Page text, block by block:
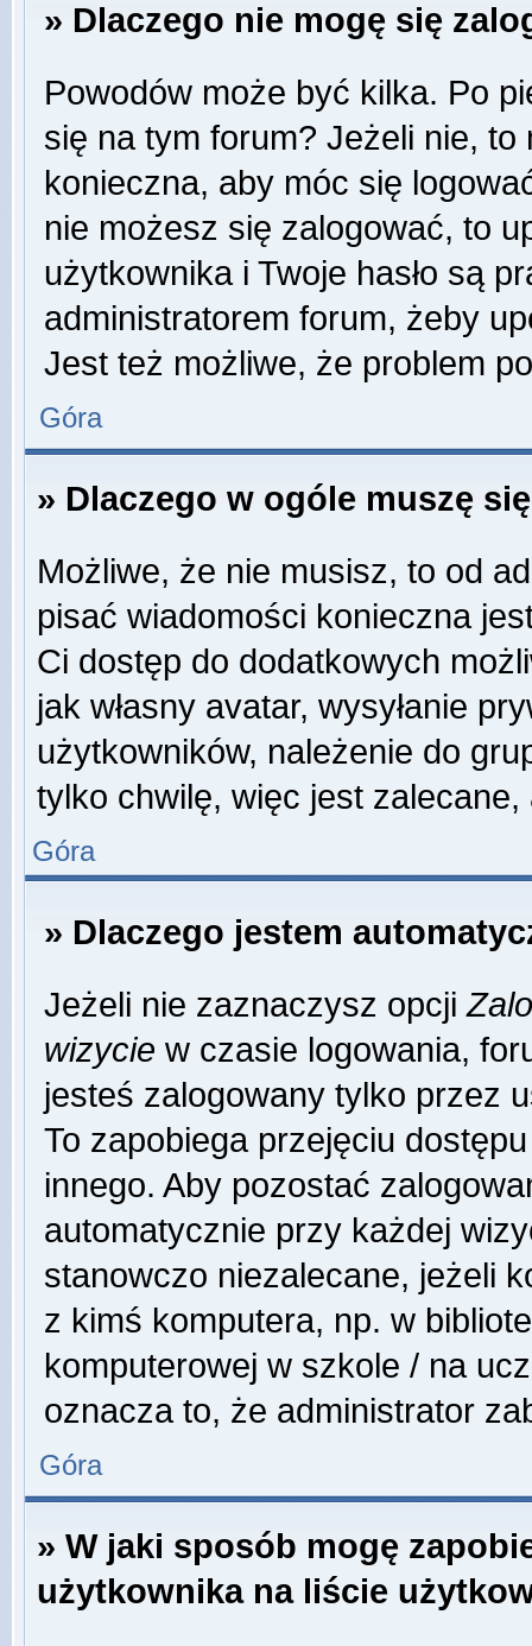
» Dlaczego nie mogę się
Powodów może być kilka. Po
się na tym forum? Jeżeli nie,
konieczna, aby móc się
nie możesz się zalogować, to
użytkownika i Twoje hasło są
administratorem forum, żeby
Jest też możliwe, że problem
Góra
» Dlaczego w ogóle muszę
Możliwe, że nie musisz, to od
pisać wiadomości konieczna
Ci dostęp do dodatkowych
jak własny avatar, wysyłanie
użytkowników, należenie do
tylko chwilę, więc jest zalecane,
Góra
» Dlaczego jestem
Jeżeli nie zaznaczysz opcji
wizycie w czasie logowania,
jesteś zalogowany tylko przez
To zapobiega przejęciu
innego. Aby pozostać
automatycznie przy każdej
stanowczo niezalecane, jeżeli
z kimś komputera, np. w
komputerowej w szkole / na
oznacza to, że administrator
Góra
» W jaki sposób mogę
użytkownika na liście